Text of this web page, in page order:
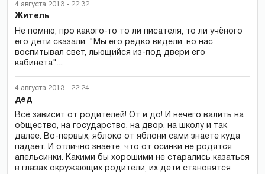
4 августа 2013 - 22:32
Житель
Не помню, про какого-то то ли писателя, то ли учёного
его дети сказали: "Мы его редко видели, но нас
воспитывал свет, льющийся из-под двери его
кабинета"....
4 августа 2013 - 22:24
дед
Всё зависит от родителей! От и до! И нечего валить на
общество, на государство, на двор, на школу и так
далее. Во-первых, яблоко от яблони сами знаете куда
падает. И отлично знаете, что от осинки не родятся
апельсинки. Какими бы хорошими не старались казаться
в глазах окружающих родители, их дети становятся